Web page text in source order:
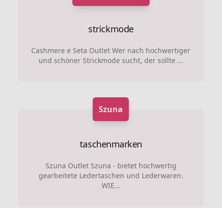
strickmode
Cashmere e Seta Outlet Wer nach hochwertiger
und schöner Strickmode sucht, der sollte ...
Szuna
taschenmarken
Szuna Outlet Szuna - bietet hochwertig
gearbeitete Ledertaschen und Lederwaren.
WIE...